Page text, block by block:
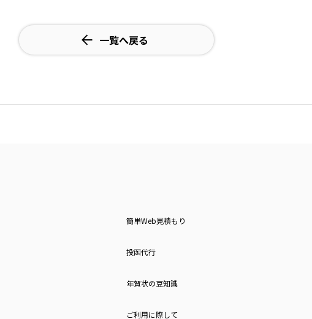
一覧へ戻る
簡単Web見積もり
投函代行
年賀状の豆知識
ご利用に際して